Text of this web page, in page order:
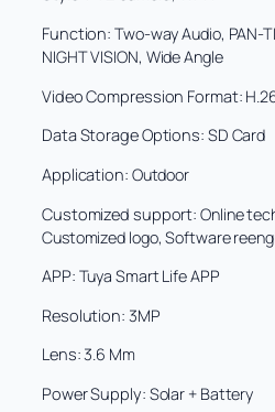
F
I
p
e
e
t
r
n
o
c
o
p
n
Function: Two-way Audio, PAN-
NIGHT VISION, Wide Angle
Video Compression Format:
Data Storage Options: SD Card
Application: Outdoor
Customized support: Online
Customized logo, Software
APP: Tuya Smart Life APP
Resolution: 3MP
Lens:3.6 Mm
Power Supply: Solar + Battery